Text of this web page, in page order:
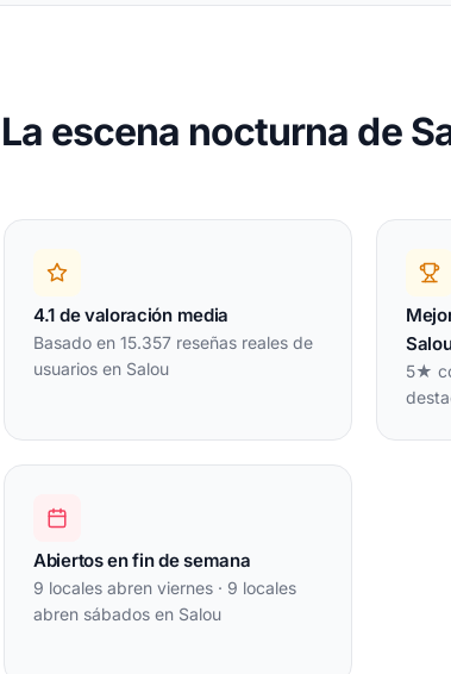
La escena nocturna de
4.1 de valoración media
Basado en 15.357 reseñas reales de
usuarios en Salou
5★
Abiertos en fin de semana
9 locales abren viernes · 9 locales
abren sábados en Salou